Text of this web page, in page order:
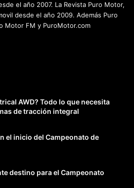
el año 2007. La Revista Puro Motor,
desde el año 2009. Además Puro
Motor FM y PuroMotor.com
AWD? Todo lo que necesita
de tracción integral
el inicio del Campeonato de
destino para el Campeonato